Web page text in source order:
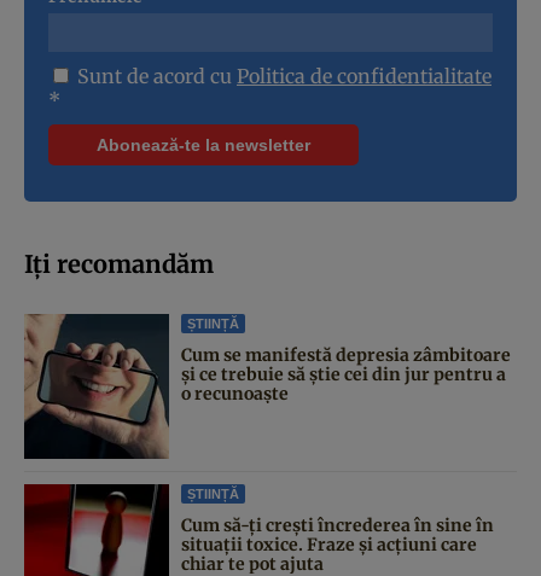
Sunt de acord cu Politica de confidentialitate
*
Iți recomandăm
ȘTIINȚĂ
Cum se manifestă depresia zâmbitoare
și ce trebuie să știe cei din jur pentru a
o recunoaște
ȘTIINȚĂ
Cum să-ți crești încrederea în sine în
situații toxice. Fraze și acțiuni care
chiar te pot ajuta